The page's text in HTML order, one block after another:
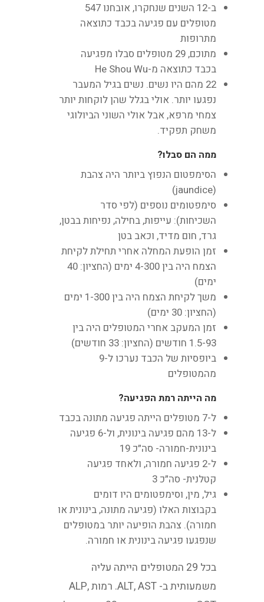
ב-12 השנים שנחקרו, אובחנו 547
מטופלים עם פגיעה בכבד כתוצאה
מתרופות
מתוכם, 29 מטופלים סבלו מפגיעה
בכבד כתוצאה מ-He Shou Wu
22 מהם היו נשים. נשים בגיל המעבר
נפגעו יותר. אולי בגלל שהן לוקחות יותר
צמחי מרפא, אבל אולי השוני הביולוגי
משחק תפקיד.
ממה הם סבלו?
הסימפטום הנפוץ ביותר היה צהבת
(jaundice)
סימפטומים נוספים (לפי סדר
השכיחות): עייפות, בחילה, נפיחות בבטן,
גרד, חום מדיד, וכאב בטן
זמן הופעת המחלה אחרי תחילת לקיחת
הצמח היה בין 4-300 ימים (החציון: 40
ימים)
משך לקיחת הצמח היה בין 1-300 ימים
(החציון: 30 ימים)
זמן המעקב אחרי המטופלים היה בין
1.5-93 חודשים (החציון: 33 חודשים)
ביופסיות של הכבד נערכו ל-9
מהמטופלים
מה הייתה רמת הפגיעה?
ל-7 מטופלים הייתה פגיעה מתונה בכבד
ל-13 מהם פגיעה בינונית, ול-6 פגיעה
בינונית-חמורה- סה״כ 19
ל-2 פגיעה חמורה, ולאחד פגיעה
קטלנית- סה״כ 3
גיל, מין, וסימפטומים היו דומים
בקבוצות האלו (פגיעה מתונה, בינונית או
חמורה). צהבת הופיעה יותר במטופלים
שנפגעו פגיעה בינונית או חמורה.
בכל 29 המטופלים הייתה עליה
משמעותית ב- ALT, AST. רמות ALP,